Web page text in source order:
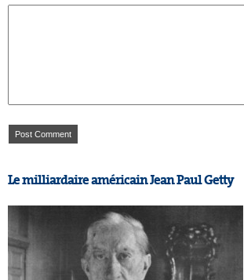
Le milliardaire américain Jean Paul Getty